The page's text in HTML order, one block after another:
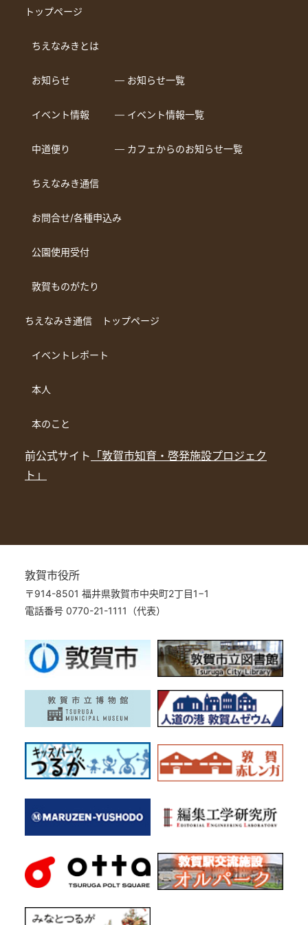
トップページ
ちえなみきとは
お知らせ ― お知らせ一覧
イベント情報 ― イベント情報一覧
中道便り ― カフェからのお知らせ一覧
ちえなみき通信
お問合せ/各種申込み
公園使用受付
敦賀ものがたり
ちえなみき通信 トップページ
イベントレポート
本人
本のこと
前公式サイト 「敦賀市知育・啓発施設プロジェク
ト」
敦賀市役所
〒914-8501 福井県敦賀市中央町2丁目1−1
電話番号 0770-21-1111（代表）